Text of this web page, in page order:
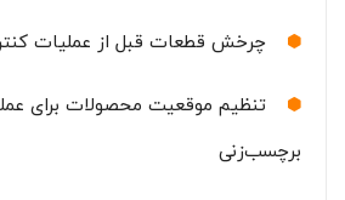
چرخش قطعات قبل از عملیات
تنظیم موقعیت محصولات برای
برچسب‌زنی